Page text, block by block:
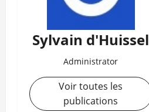
Sylvain d'Huissel
Administrator
Voir toutes les
publications